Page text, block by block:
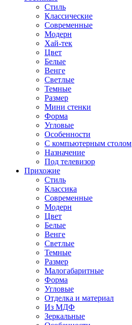
Стиль
Классические
Современные
Модерн
Хай-тек
Цвет
Белые
Венге
Светлые
Темные
Размер
Мини стенки
Форма
Угловые
Особенности
С компьютерным столом
Назначение
Под телевизор
Прихожие
Стиль
Классика
Современные
Модерн
Цвет
Белые
Венге
Светлые
Темные
Размер
Малогабаритные
Форма
Угловые
Отделка и материал
Из МДФ
Зеркальные